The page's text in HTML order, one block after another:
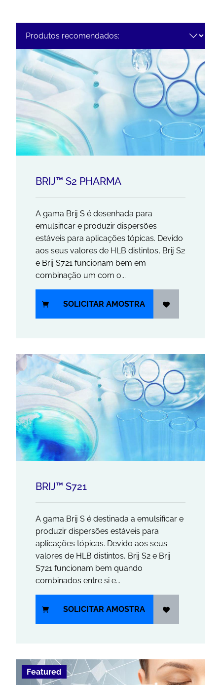
BRIJ™ S2 PHARMA
A gama Brij S é desenhada para
emulsificar e produzir dispersões
estáveis para aplicações tópicas. Devido
aos seus valores de HLB distintos, Brij S2
e Brij S721 funcionam bem em
combinação um com o...
SOLICITAR AMOSTRA
BRIJ™ S721
A gama Brij S é destinada a emulsificar e
produzir dispersões estáveis para
aplicações tópicas. Devido aos seus
valores de HLB distintos, Brij S2 e Brij
S721 funcionam bem quando
combinados entre si e...
SOLICITAR AMOSTRA
Featured